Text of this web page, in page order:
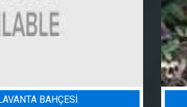
BADEM BAHÇESI SULAMA PROJESI